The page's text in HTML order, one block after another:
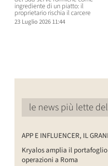
ingrediente di un piatto: il
proprietario rischia il carcere
23 Luglio 2026 11:44
le news più lette
APP E INFLUENCER, IL
Kryalos amplia il
operazioni a Roma